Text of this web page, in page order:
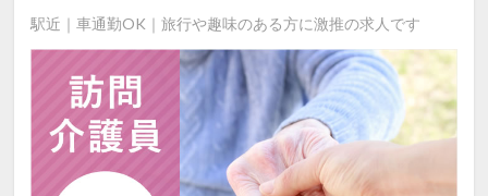
駅近｜車通勤OK｜旅行や趣味のある方に激推の求人です